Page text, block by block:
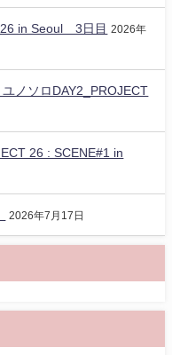
26 in Seoul 3日目
2026年
ノソロDAY2_PROJECT
26 : SCENE#1 in
2026年7月17日